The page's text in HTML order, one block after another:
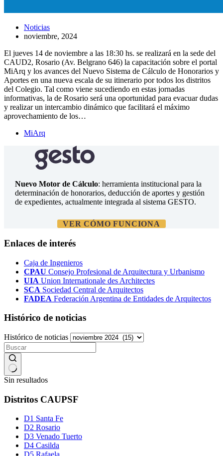
Noticias
noviembre, 2024
El jueves 14 de noviembre a las 18:30 hs. se realizará en la sede del
CAUD2, Rosario (Av. Belgrano 646) la capacitación sobre el portal
MiArq y los avances del Nuevo Sistema de Cálculo de Honorarios y
Aportes en una nueva escala de su itinerario por todos los distritos
del Colegio. Tal como viene sucediendo en estas jornadas
informativas, la de Rosario será una oportunidad para evacuar dudas
y realizar un intercambio dinámico que facilitará el máximo
aprovechamiento de los…
MiArq
Nuevo Motor de Cálculo: herramienta institucional para la
determinación de honorarios, deducción de aportes y gestión
de expedientes, actualmente integrada al sistema GESTO.
VER CÓMO FUNCIONA
Enlaces de interés
Caja de Ingenieros
CPAU Consejo Profesional de Arquitectura y Urbanismo
UIA Union Internationale des Architectes
SCA Sociedad Central de Arquitectos
FADEA Federación Argentina de Entidades de Arquitectos
Histórico de noticias
Histórico de noticias
Sin resultados
Distritos CAUPSF
D1 Santa Fe
D2 Rosario
D3 Venado Tuerto
D4 Casilda